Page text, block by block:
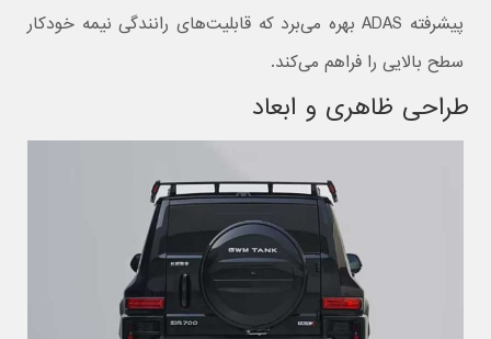
پیشرفته ADAS بهره می‌برد که قابلیت‌های رانندگی نیمه‌ خودکار
سطح بالایی را فراهم می‌کند.
طراحی ظاهری و ابعاد